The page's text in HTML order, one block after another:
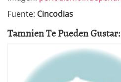
Fuente: Cincodias
Tamnien Te Pueden Gustar: